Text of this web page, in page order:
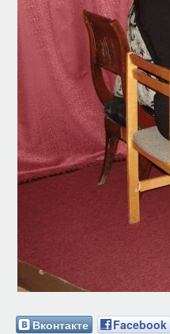
Вконтакте Facebook